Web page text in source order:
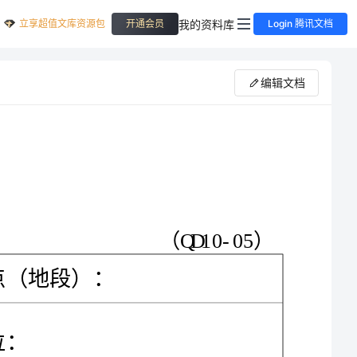
立享超值文库资源包 开通会员 我的资料库 Login 腾讯文档
编辑文档